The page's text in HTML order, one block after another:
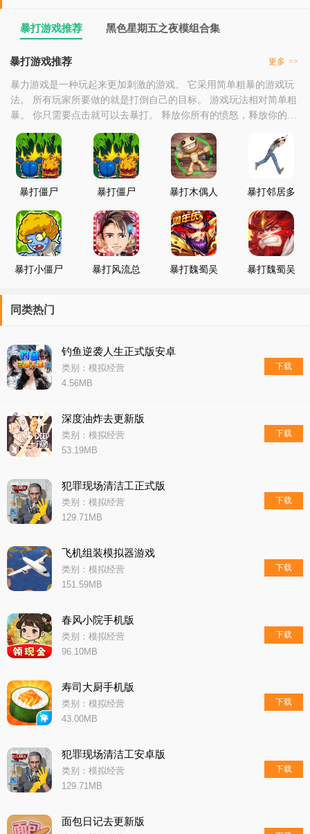
暴打游戏推荐 黑色星期五之夜模组合集
暴打游戏推荐 更多 >>
暴力游戏是一种玩起来更加刺激的游戏。 它采用简单粗暴的游戏玩
法。 所有玩家所要做的就是打倒自己的目标。 游戏玩法相对简单粗
暴。 你只需要点击就可以去暴打。 释放你所有的愤怒，释放你的忧
虑和压力，十分减压。 如果你有兴趣，可以来暴打游戏推荐中点击
下载。
暴打僵尸
暴打僵尸
暴打木偶人
暴打邻居多
暴打小僵尸
暴打风流总
暴打魏蜀吴
暴打魏蜀吴
同类热门
钓鱼逆袭人生正式版安卓
类别：模拟经营
4.56MB
下载
深度油炸去更新版
类别：模拟经营
53.19MB
下载
犯罪现场清洁工正式版
类别：模拟经营
129.71MB
下载
飞机组装模拟器游戏
类别：模拟经营
151.59MB
下载
春风小院手机版
类别：模拟经营
96.10MB
下载
寿司大厨手机版
类别：模拟经营
43.00MB
下载
犯罪现场清洁工安卓版
类别：模拟经营
129.71MB
下载
面包日记去更新版